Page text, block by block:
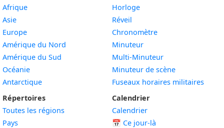
Afrique
Asie
Europe
Amérique du Nord
Amérique du Sud
Océanie
Antarctique
Répertoires
Toutes les régions
Pays
Horloge
Réveil
Chronomètre
Minuteur
Multi-Minuteur
Minuteur de scène
Fuseaux horaires militaires
Calendrier
Calendrier
📅 Ce jour-là